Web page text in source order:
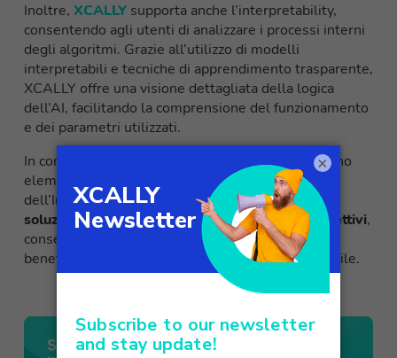
Inoltre, XCALLY supporta anche l’interpretability,
consentendo agli utenti di analizzare i processi interni
degli algoritmi. Grazie all’utilizzo di modelli
interpretabili e tecniche di apprendimento trasparente,
XCALLY offre una visione dettagliata della logica
dell’AI, facilitando la comprensione del funzionamento
e dei parametri utilizzati.
In conclusione, explainability e interpretability sono
elementi fondamentali per comprendere e fidarsi
dell’Intelligenza Artificiale. XCALLY fornisce
una
soluzione completa per raggiungere questi obiettivi,
consentendo alle aziende di sfruttare appieno i
benefici dell’AI in modo trasparente e comprensibile.
×